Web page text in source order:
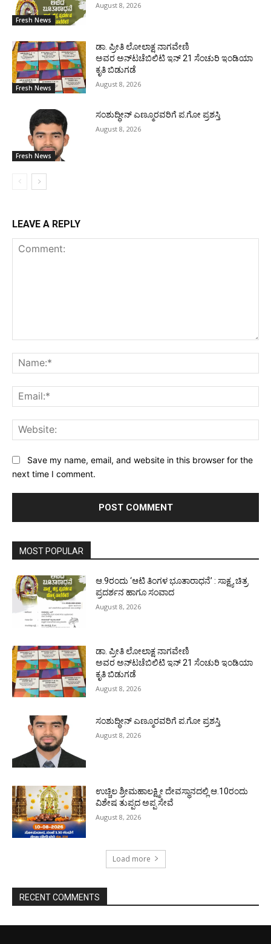
Fresh News
August 8, 2026
Fresh News
ಡಾ. ಪ್ರೀತಿ ಲೋಲಾಕ್ಷ ನಾಗವೇಣಿ
ಅವರ ಅನ್‌ಟಚೆಬಿಲಿಟಿ ಇನ್ 21 ಸೆಂಚುರಿ ಇಂಡಿಯಾ
ಕೃತಿ ಬಿಡುಗಡೆ
August 8, 2026
Fresh News
ಸಂಶುದ್ಧೀನ್ ಎಣ್ಮೂರವರಿಗೆ ಪ.ಗೋ ಪ್ರಶಸ್ತಿ
August 8, 2026
LEAVE A REPLY
Save my name, email, and website in this browser for the
next time I comment.
MOST POPULAR
ಆ.9ರಂದು ‘ಆಟಿ ತಿಂಗಳ ಭೂತಾರಾಧನೆ’ : ಸಾಕ್ಷ್ಯ ಚಿತ್ರ
ಪ್ರದರ್ಶನ ಹಾಗೂ ಸಂವಾದ
August 8, 2026
ಡಾ. ಪ್ರೀತಿ ಲೋಲಾಕ್ಷ ನಾಗವೇಣಿ
ಅವರ ಅನ್‌ಟಚೆಬಿಲಿಟಿ ಇನ್ 21 ಸೆಂಚುರಿ ಇಂಡಿಯಾ
ಕೃತಿ ಬಿಡುಗಡೆ
August 8, 2026
ಸಂಶುದ್ಧೀನ್ ಎಣ್ಮೂರವರಿಗೆ ಪ.ಗೋ ಪ್ರಶಸ್ತಿ
August 8, 2026
ಉಚ್ಚಿಲ ಶ್ರೀಮಹಾಲಕ್ಷ್ಮೀ ದೇವಸ್ಥಾನದಲ್ಲಿ ಆ.10ರಂದು
ವಿಶೇಷ ತುಪ್ಪದ ಅಪ್ಪ ಸೇವೆ
August 8, 2026
Load more
RECENT COMMENTS